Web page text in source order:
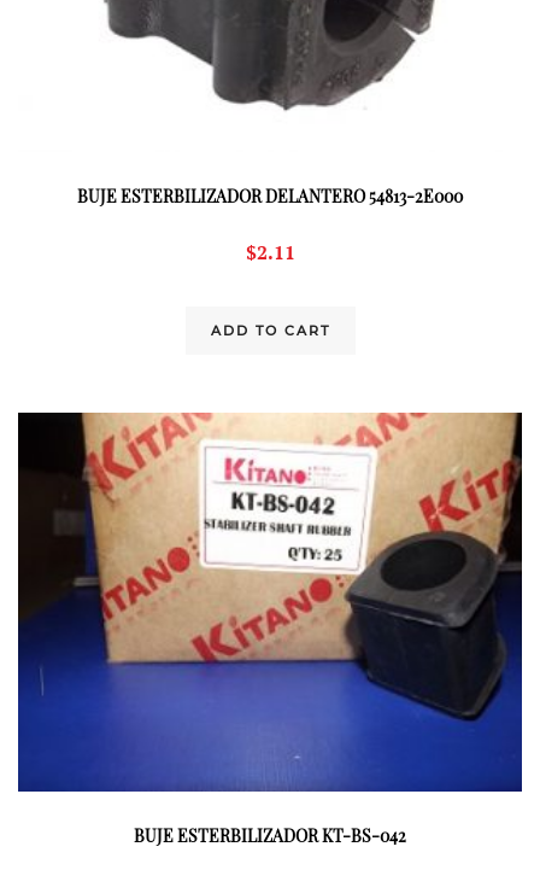
BUJE ESTERBILIZADOR DELANTERO 54813-2E000
$2.11
ADD TO CART
BUJE ESTERBILIZADOR KT-BS-042